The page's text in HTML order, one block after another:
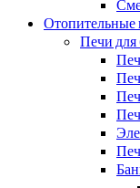
Отопительные
Печи для